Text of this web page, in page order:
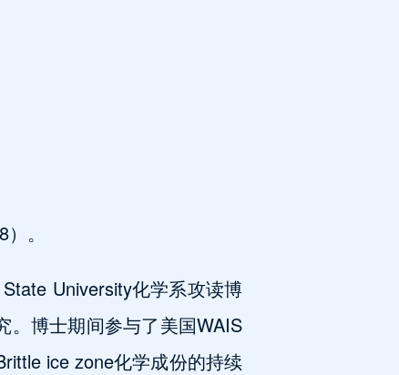
。
University化学系攻读博
。博士期间参与了美国WAIS
ice zone化学成份的持续